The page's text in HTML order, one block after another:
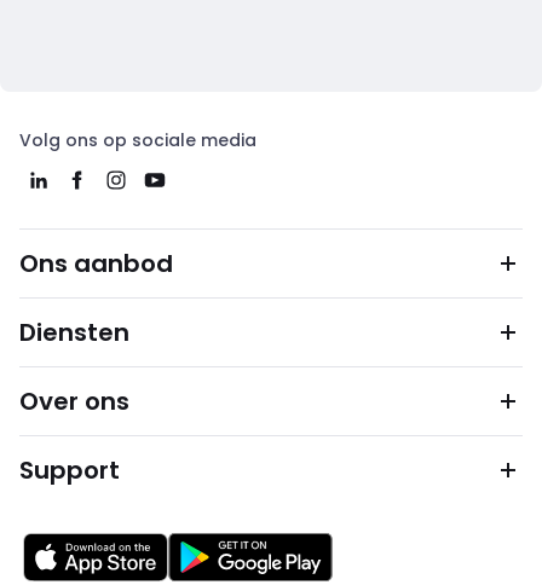
Volg ons op sociale media
Ons aanbod
Diensten
Over ons
Support